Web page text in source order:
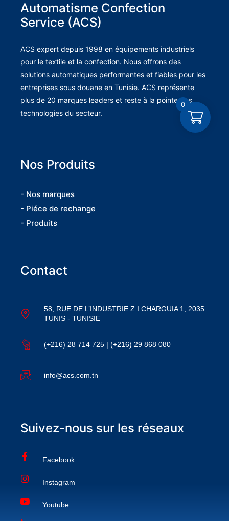
Automatisme Confection
Service (ACS)
ACS expert depuis 1998 en équipements industriels
pour le textile et la confection. Nous offrons des
solutions automatiques performantes et fiables pour les
entreprises sous douane en Tunisie. ACS représente
plus de 20 marques leaders et reste à la pointe des
technologies du secteur.
Nos Produits
- Nos marques
- Piéce de rechange
- Produits
Contact
58, RUE DE L’INDUSTRIE Z.I CHARGUIA 1, 2035
TUNIS - TUNISIE
(+216) 28 714 725 | (+216) 29 868 080
info@acs.com.tn
Suivez-nous sur les réseaux
Facebook
Instagram
Youtube
0